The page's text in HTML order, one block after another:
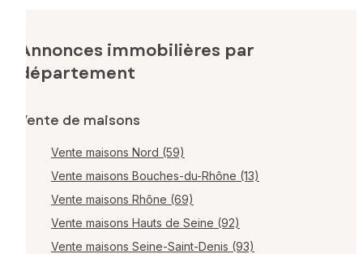
Annonces immobilières par
département
Vente de maisons
Vente maisons Nord (59)
Vente maisons Bouches-du-Rhône (13)
Vente maisons Rhône (69)
Vente maisons Hauts de Seine (92)
Vente maisons Seine-Saint-Denis (93)